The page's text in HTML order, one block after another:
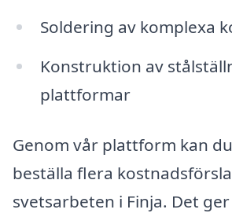
Soldering av komplexa
Konstruktion av
plattformar
Genom vår plattform kan
beställa flera
svetsarbeten i Finja. Det